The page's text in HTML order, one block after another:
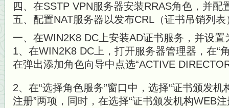
四、在SSTP VPN服务器安装RRAS角色，并配
五、配置NAT服务器以发布CRL（证书吊销列表
一、在WIN2K8 DC上安装AD证书服务，并设置
1、在WIN2K8 DC上，打开服务器管理器，在“
在弹出添加角色向导中点选“ACTIVE
2、在“选择角色服务”窗口中，选择“证书颁发机
注册”两项，同时，在选择“证书颁发机构WEB